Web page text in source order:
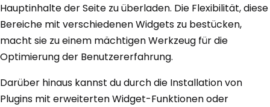
Hauptinhalte der Seite zu überladen. Die Flexibilität, diese
Bereiche mit verschiedenen Widgets zu bestücken,
macht sie zu einem mächtigen Werkzeug für die
Optimierung der Benutzererfahrung.
Darüber hinaus kannst du durch die Installation von
Plugins mit erweiterten Widget-Funktionen oder